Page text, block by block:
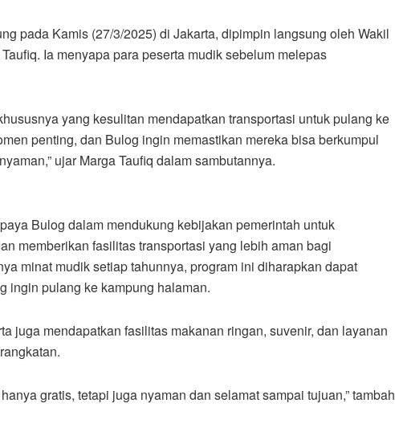
pada Kamis (27/3/2025) di Jakarta, dipimpin langsung oleh Wakil
Ia menyapa para peserta mudik sebelum melepas
yang kesulitan mendapatkan transportasi untuk pulang ke
penting, dan Bulog ingin memastikan mereka bisa berkumpul
ujar Marga Taufiq dalam sambutannya.
Bulog dalam mendukung kebijakan pemerintah untuk
memberikan fasilitas transportasi yang lebih aman bagi
minat mudik setiap tahunnya, program ini diharapkan dapat
ingin pulang ke kampung halaman.
juga mendapatkan fasilitas makanan ringan, suvenir, dan layanan
gratis, tetapi juga nyaman dan selamat sampai tujuan,” tambah